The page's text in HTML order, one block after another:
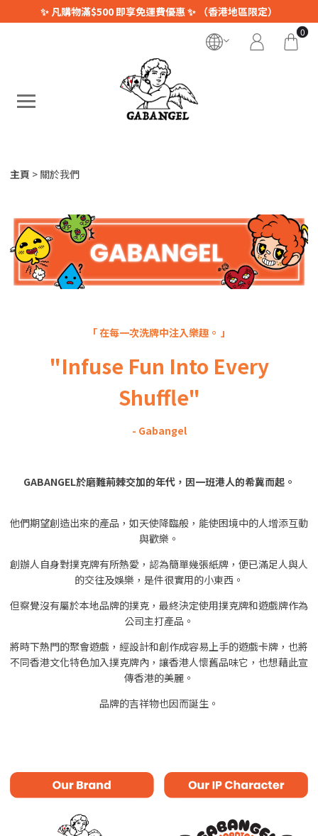
✨ 凡購物滿$500 即享免運費優惠 ✨ （香港地區限定）
0
主頁 關於我們
「在每一次洗牌中注入樂趣。 」
"Infuse Fun Into Every
Shuffle"
- Gabangel
GABANGEL於磨難荊棘交加的年代，因一班港人的希冀而起。
他們期望創造出來的產品，如天使降臨般，能使困境中的人增添互動
與歡樂。
創辦人自身對撲克牌有所熱愛，認為簡單幾張紙牌，便已滿足人與人
的交往及娛樂，是件很實用的小東西。
但察覺沒有屬於本地品牌的撲克，最終決定使用撲克牌和遊戲牌作為
公司主打產品。
將時下熱門的聚會遊戲，經設計和創作成容易上手的遊戲卡牌，也將
不同香港文化特色加入撲克牌內，讓香港人懷舊品味它，也想藉此宣
傳香港的美麗。
品牌的吉祥物也因而誕生。